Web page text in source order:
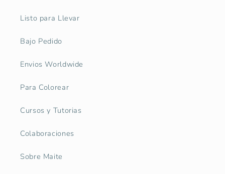
Listo para Llevar
Bajo Pedido
Envios Worldwide
Para Colorear
Cursos y Tutorias
Colaboraciones
Sobre Maite